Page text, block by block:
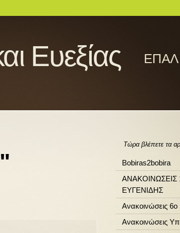
Ευεξίας ΕΠΑΛ
Τώρα βλέπετε τα
Bobiras2bobira
ΑΝΑΚΟΙΝΩΣΕΙΣ
ΕΥΓΕΝΙΔΗΣ
Ανακοινώσεις
Ανακοινώσεις